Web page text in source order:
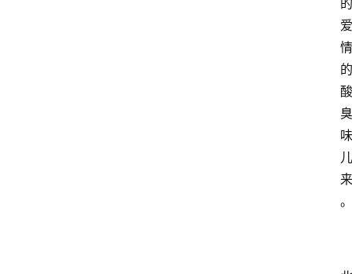
的
爱
情
的
酸
臭
味
儿
来
。